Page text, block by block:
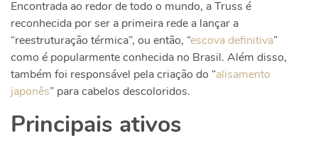
Encontrada ao redor de todo o mundo, a Truss é
reconhecida por ser a primeira rede a lançar a
“reestruturação térmica”, ou então, “escova definitiva”
como é popularmente conhecida no Brasil. Além disso,
também foi responsável pela criação do “alisamento
japonês” para cabelos descoloridos.
Principais ativos